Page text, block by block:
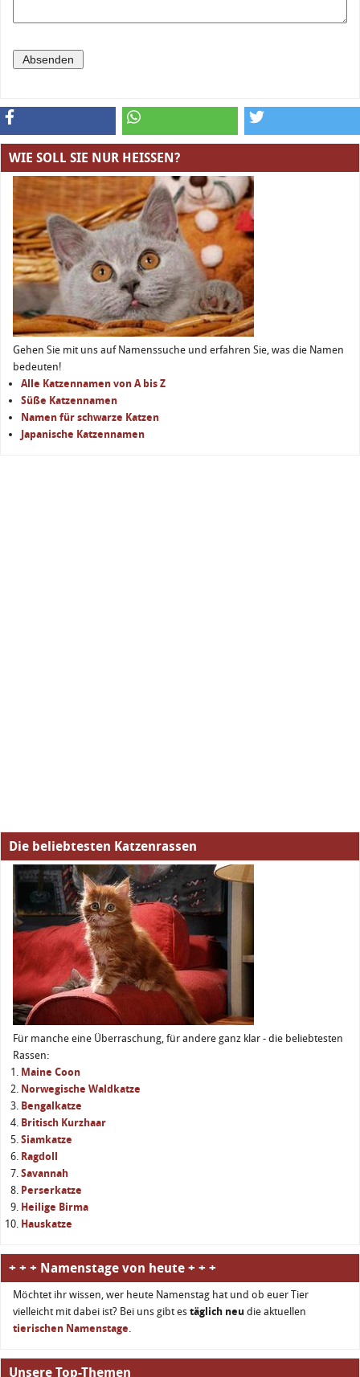
WIE SOLL SIE NUR HEISSEN?
Gehen Sie mit uns auf Namenssuche und erfahren Sie, was die Namen
bedeuten!
Alle Katzennamen von A bis Z
Süße Katzennamen
Namen für schwarze Katzen
Japanische Katzennamen
Die beliebtesten Katzenrassen
Für manche eine Überraschung, für andere ganz klar - die beliebtesten
Rassen:
Maine Coon
Norwegische Waldkatze
Bengalkatze
Britisch Kurzhaar
Siamkatze
Ragdoll
Savannah
Perserkatze
Heilige Birma
Hauskatze
+ + + Namenstage von heute + + +
Möchtet ihr wissen, wer heute Namenstag hat und ob euer Tier
vielleicht mit dabei ist? Bei uns gibt es täglich neu die aktuellen
tierischen Namenstage.
Unsere Top-Themen